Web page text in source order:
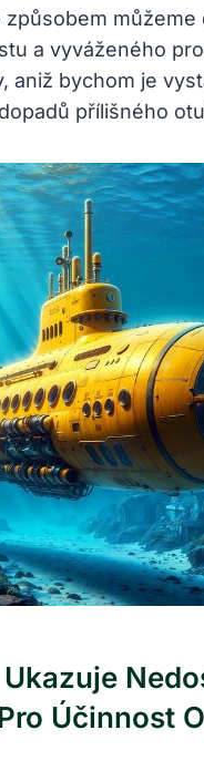
způsobem můžeme
a vyváženého
aniž bychom je
přílišného
Účinnost